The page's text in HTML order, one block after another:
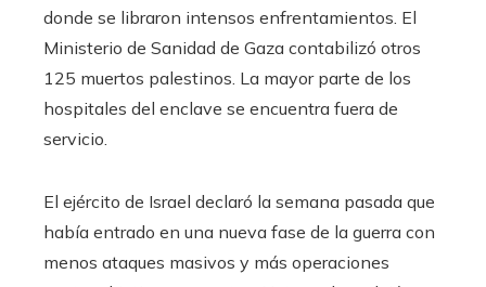
donde se libraron intensos enfrentamientos. El
Ministerio de Sanidad de Gaza contabilizó otros
125 muertos palestinos. La mayor parte de los
hospitales del enclave se encuentra fuera de
servicio.
El ejército de Israel declaró la semana pasada que
había entrado en una nueva fase de la guerra con
menos ataques masivos y más operaciones